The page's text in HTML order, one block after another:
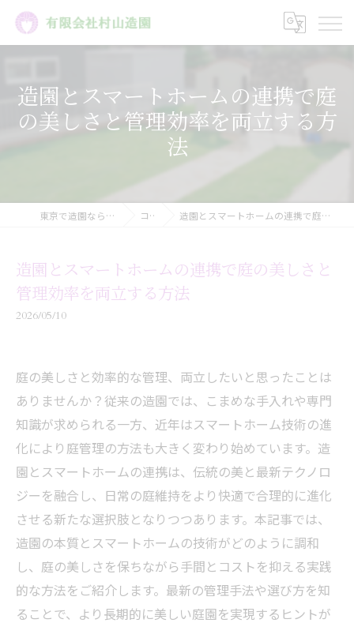
造園とスマートホームの連携で庭
の美しさと管理効率を両立する方
法
東京で造園なら有限会社村山造園 コラム 造園とスマートホームの連携で庭の美しさと管理効率を両立する方法
造園とスマートホームの連携で庭の美しさと
管理効率を両立する方法
2026/05/10
庭の美しさと効率的な管理、両立したいと思ったことは
ありませんか？従来の造園では、こまめな手入れや専門
知識が求められる一方、近年はスマートホーム技術の進
化により庭管理の方法も大きく変わり始めています。造
園とスマートホームの連携は、伝統の美と最新テクノロ
ジーを融合し、日常の庭維持をより快適で合理的に進化
させる新たな選択肢となりつつあります。本記事では、
造園の本質とスマートホームの技術がどのように調和
し、庭の美しさを保ちながら手間とコストを抑える実践
的な方法をご紹介します。最新の管理手法や選び方を知
ることで、より長期的に美しい庭園を実現するヒントが